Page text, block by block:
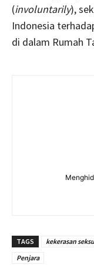
(involuntarily),
Indonesia
di dalam Rumah
TAGS kekerasan
Penjara